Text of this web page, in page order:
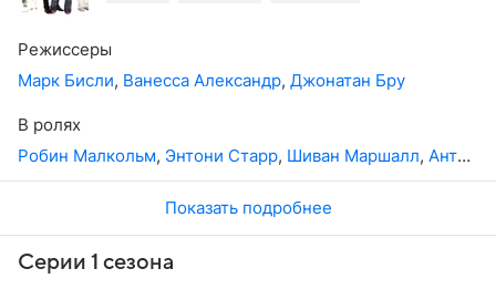
Режиссеры
Марк Бисли, Ванесса Александр, Джонатан Бру
В ролях
Робин Малкольм, Энтони Старр, Шиван Маршалл, Антония Преббл
Показать подробнее
Серии 1 сезона